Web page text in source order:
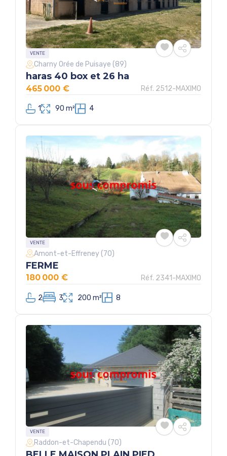
VENTE
Réf. 2512-MAXIMO
Charny Orée de Puisaye (89)
haras 40 box et 26 ha
1 90 m² 4
465 000 €
VENTE
Réf. 2341-MAXIMO
Amont-et-Effreney (70)
FERME
2 3 200 m² 8
180 000 €
VENTE
Raddon-et-Chapendu (70)